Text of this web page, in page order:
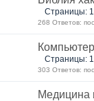
Страницы:
268 Ответов:
Страницы:
303 Ответов:
Медицина